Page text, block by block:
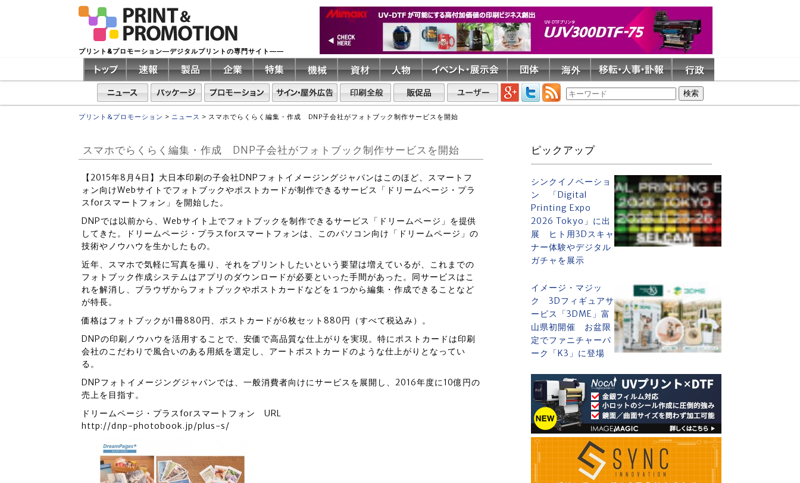
プリント&プロモーション―デジタルプリントの専門サイト――
プリント&プロモーション > ニュース > スマホでらくらく編集・作成 DNP子会社がフォトブック制作サービスを開始
スマホでらくらく編集・作成 DNP子会社がフォトブック制作サービスを開始
【2015年8月4日】大日本印刷の子会社DNPフォトイメージングジャパンはこのほど、スマートフ
ォン向けWebサイトでフォトブックやポストカードが制作できるサービス「ドリームページ・プラ
スforスマートフォン」を開始した。
DNPでは以前から、Webサイト上でフォトブックを制作できるサービス「ドリームページ」を提供
してきた。ドリームページ・プラスforスマートフォンは、このパソコン向け「ドリームページ」の
技術やノウハウを生かしたもの。
近年、スマホで気軽に写真を撮り、それをプリントしたいという要望は増えているが、これまでの
フォトブック作成システムはアプリのダウンロードが必要といった手間があった。同サービスはこ
れを解消し、ブラウザからフォトブックやポストカードなどを１つから編集・作成できることなど
が特長。
価格はフォトブックが1冊880円、ポストカードが6枚セット880円（すべて税込み）。
DNPの印刷ノウハウを活用することで、安価で高品質な仕上がりを実現。特にポストカードは印刷
会社のこだわりで風合いのある用紙を選定し、アートポストカードのような仕上がりとなってい
る。
DNPフォトイメージングジャパンでは、一般消費者向けにサービスを展開し、2016年度に10億円の
売上を目指す。
ドリームページ・プラスforスマートフォン URL
http://dnp-photobook.jp/plus-s/
ピックアップ
シンクイノベーショ
ン 「Digital
Printing Expo
2026 Tokyo」に出
展 ヒト用3Dスキャ
ナー体験やデジタル
ガチャを展示
イメージ・マジッ
ク 3Dフィギュアサ
ービス「3DME」富
山県初開催 お盆限
定でファニチャーパ
ーク「K3」に登場